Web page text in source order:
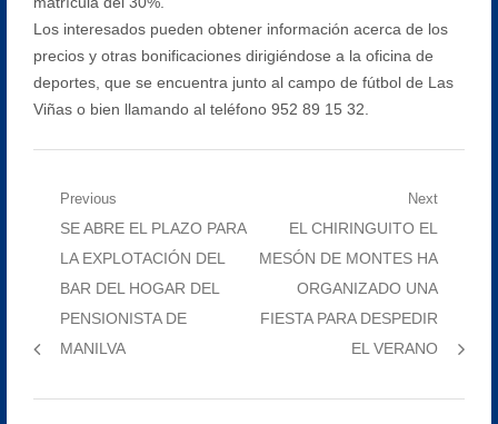
Los interesados pueden obtener información acerca de los
precios y otras bonificaciones dirigiéndose a la oficina de
deportes, que se encuentra junto al campo de fútbol de Las
Viñas o bien llamando al teléfono 952 89 15 32.
Navegación
entradas
Previous
Previous
post:
SE ABRE EL PLAZO PARA
LA EXPLOTACIÓN DEL
BAR DEL HOGAR DEL
PENSIONISTA DE
MANILVA
Next
Next
post:
EL CHIRINGUITO EL
MESÓN DE MONTES HA
ORGANIZADO UNA
FIESTA PARA DESPEDIR
EL VERANO